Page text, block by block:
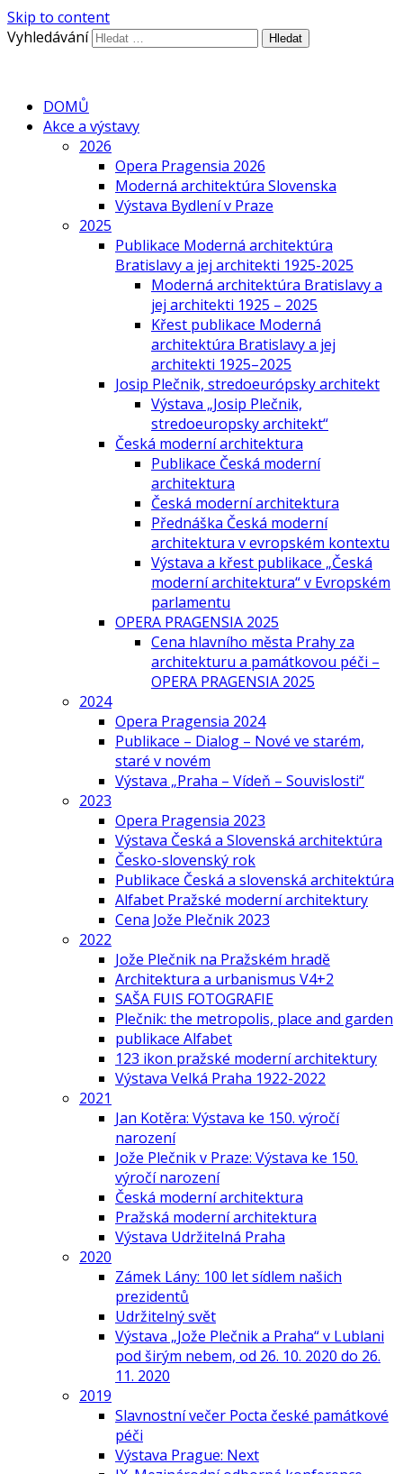
Skip to content
Vyhledávání
DOMŮ
Akce a výstavy
2026
Opera Pragensia 2026
Moderná architektúra Slovenska
Výstava Bydlení v Praze
2025
Publikace Moderná architektúra
Bratislavy a jej architekti 1925-2025
Moderná architektúra Bratislavy a
jej architekti 1925 – 2025
Křest publikace Moderná
architektúra Bratislavy a jej
architekti 1925–2025
Josip Plečnik, stredoeurópsky architekt
Výstava „Josip Plečnik,
stredoeuropsky architekt“
Česká moderní architektura
Publikace Česká moderní
architektura
Česká moderní architektura
Přednáška Česká moderní
architektura v evropském kontextu
Výstava a křest publikace „Česká
moderní architektura“ v Evropském
parlamentu
OPERA PRAGENSIA 2025
Cena hlavního města Prahy za
architekturu a památkovou péči –
OPERA PRAGENSIA 2025
2024
Opera Pragensia 2024
Publikace – Dialog – Nové ve starém,
staré v novém
Výstava „Praha – Vídeň – Souvislosti“
2023
Opera Pragensia 2023
Výstava Česká a Slovenská architektúra
Česko-slovenský rok
Publikace Česká a slovenská architektúra
Alfabet Pražské moderní architektury
Cena Jože Plečnik 2023
2022
Jože Plečnik na Pražském hradě
Architektura a urbanismus V4+2
SAŠA FUIS FOTOGRAFIE
Plečnik: the metropolis, place and garden
publikace Alfabet
123 ikon pražské moderní architektury
Výstava Velká Praha 1922-2022
2021
Jan Kotěra: Výstava ke 150. výročí
narození
Jože Plečnik v Praze: Výstava ke 150.
výročí narození
Česká moderní architektura
Pražská moderní architektura
Výstava Udržitelná Praha
2020
Zámek Lány: 100 let sídlem našich
prezidentů
Udržitelný svět
Výstava „Jože Plečnik a Praha“ v Lublani
pod širým nebem, od 26. 10. 2020 do 26.
11. 2020
2019
Slavnostní večer Pocta české památkové
péči
Výstava Prague: Next